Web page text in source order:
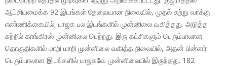
ஆட்சியமைக்க 92 இடங்கள் தேவையான நிலையில், முதல் சுற்று வாக்கு
எண்ணிக்கையில், பாஜக பல இடங்களில் முன்னிலை வகித்தது. அடுத்த
சுற்றில் காங்கிரஸ் முன்னிலை பெற்றது. இரு கட்சிகளும் பெரும்பாலான
தொகுதிகளில் மாறி மாறி முன்னிலை வகித்த நிலையில், அதன் பின்னர்
பெரும்பாலான இடங்களில் பாஜகவே முன்னிலையில் இருந்தது. 182